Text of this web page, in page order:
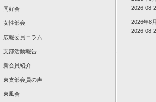
同好会
女性部会
広報委員コラム
支部活動報告
新会員紹介
東支部会員の声
東風会
2026-08-
2026年8
2026-08-